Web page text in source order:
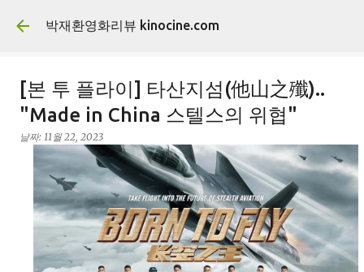
기본 콘텐츠로 건너뛰기
박재환영화리뷰 kinocine.com
[본 투 플라이] 타산지섬(他山之殲)..
"Made in China 스텔스의 위협"
날짜: 11월 22, 2023